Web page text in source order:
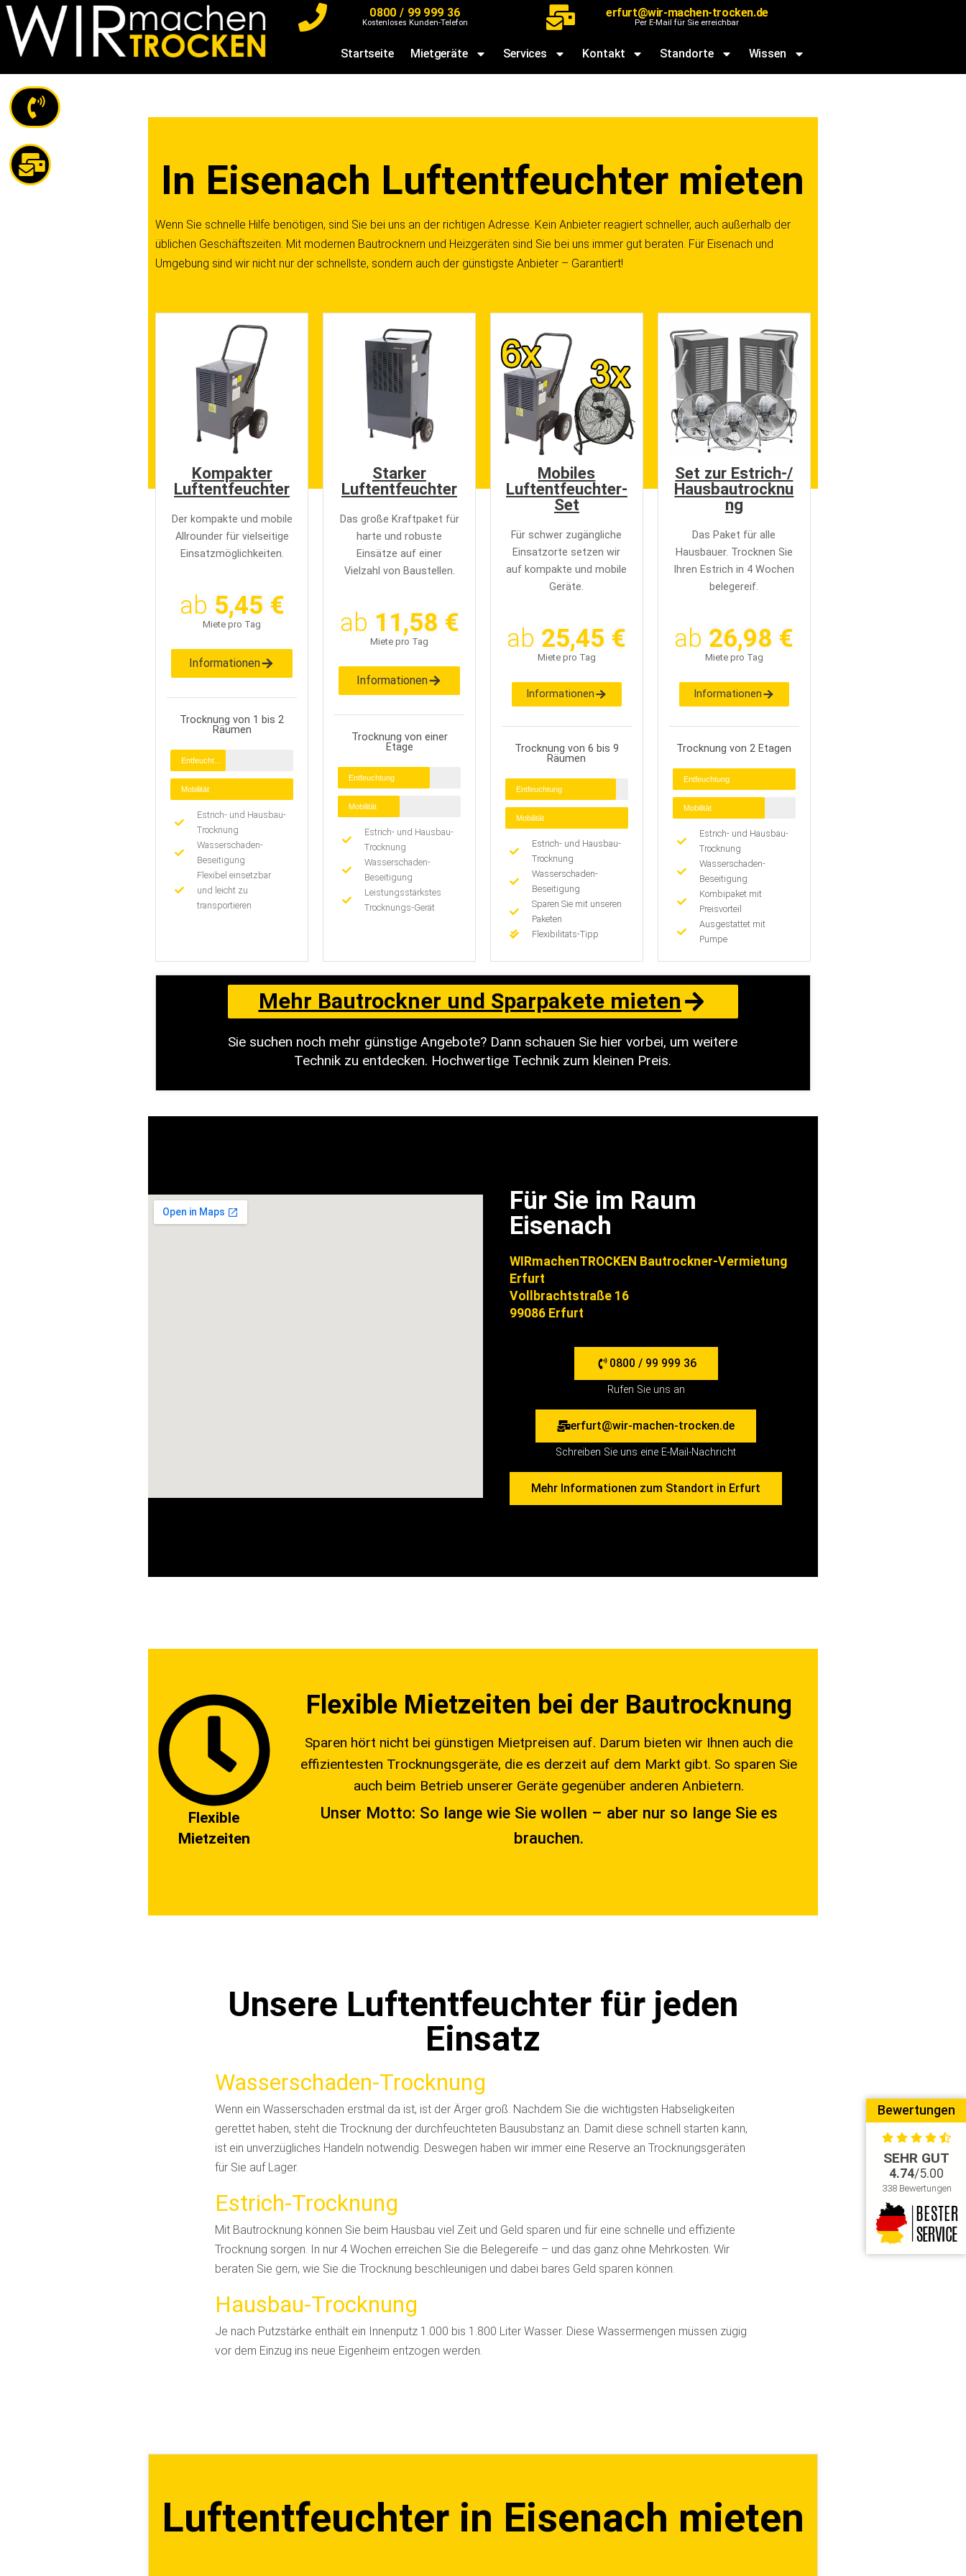
Z
I
n
a
l
0800 / 99 999 36
Kostenloses Kunden-Telefon
erfurt@wir-machen-trocken.de
Per E-Mail für Sie erreichbar
Startseite Mietgeräte Services Kontakt Standorte Wissen
In Eisenach Luftentfeuchter mieten
Wenn Sie schnelle Hilfe benötigen, sind Sie bei uns an der richtigen Adresse. Kein Anbieter reagiert schneller, auch außerhalb der
üblichen Geschäftszeiten. Mit modernen Bautrocknern und Heizgeräten sind Sie bei uns immer gut beraten. Für Eisenach und
Umgebung sind wir nicht nur der schnellste, sondern auch der günstigste Anbieter – Garantiert!
Kompakter
Luftentfeuchter
Der kompakte und mobile
Allrounder für vielseitige
Einsatzmöglichkeiten.
ab 5,45 €
Miete pro Tag
Informationen
Trocknung von 1 bis 2
Räumen
Mobilität
Estrich- und Hausbau-
Trocknung
Wasserschaden-
Beseitigung
Flexibel einsetzbar
und leicht zu
transportieren
Starker
Luftentfeuchter
Das große Kraftpaket für
harte und robuste
Einsätze auf einer
Vielzahl von Baustellen.
ab 11,58 €
Miete pro Tag
Informationen
Trocknung von einer
Etage
Entfeuchtung
Mobilität
Estrich- und Hausbau-
Trocknung
Wasserschaden-
Beseitigung
Leistungsstärkstes
Trocknungs-Gerät
Mobiles
Luftentfeuchter-
Set
Für schwer zugängliche
Einsatzorte setzen wir
auf kompakte und mobile
Geräte.
ab 25,45 €
Miete pro Tag
Informationen
Trocknung von 6 bis 9
Räumen
Entfeuchtung
Mobilität
Estrich- und Hausbau-
Trocknung
Wasserschaden-
Beseitigung
Sparen Sie mit unseren
Paketen
Flexibilitäts-Tipp
Set zur Estrich-/
Hausbautrocknu
ng
Das Paket für alle
Hausbauer. Trocknen Sie
Ihren Estrich in 4 Wochen
belegereif.
ab 26,98 €
Miete pro Tag
Informationen
Trocknung von 2 Etagen
Entfeuchtung
Mobilität
Estrich- und Hausbau-
Trocknung
Wasserschaden-
Beseitigung
Kombipaket mit
Preisvorteil
Ausgestattet mit
Pumpe
Mehr Bautrockner und Sparpakete mieten
Sie suchen noch mehr günstige Angebote? Dann schauen Sie hier vorbei, um weitere
Technik zu entdecken. Hochwertige Technik zum kleinen Preis.
Für Sie im Raum
Eisenach
WIRmachenTROCKEN Bautrockner-Vermietung
Erfurt
Vollbrachtstraße 16
99086 Erfurt
0800 / 99 999 36
Rufen Sie uns an
erfurt@wir-machen-trocken.de
Schreiben Sie uns eine E-Mail-Nachricht
Mehr Informationen zum Standort in Erfurt
Flexible
Mietzeiten
Flexible Mietzeiten bei der Bautrocknung
Sparen hört nicht bei günstigen Mietpreisen auf. Darum bieten wir Ihnen auch die
effizientesten Trocknungsgeräte, die es derzeit auf dem Markt gibt. So sparen Sie
auch beim Betrieb unserer Geräte gegenüber anderen Anbietern.
Unser Motto: So lange wie Sie wollen – aber nur so lange Sie es
brauchen.
Unsere Luftentfeuchter für jeden
Einsatz
Wasserschaden-Trocknung
Wenn ein Wasserschaden erstmal da ist, ist der Ärger groß. Nachdem Sie die wichtigsten Habseligkeiten
gerettet haben, steht die Trocknung der durchfeuchteten Bausubstanz an. Damit diese schnell starten kann,
ist ein unverzügliches Handeln notwendig. Deswegen haben wir immer eine Reserve an Trocknungsgeräten
für Sie auf Lager.
Estrich-Trocknung
Mit Bautrocknung können Sie beim Hausbau viel Zeit und Geld sparen und für eine schnelle und effiziente
Trocknung sorgen. In nur 4 Wochen erreichen Sie die Belegereife – und das ganz ohne Mehrkosten. Wir
beraten Sie gern, wie Sie die Trocknung beschleunigen und dabei bares Geld sparen können.
Hausbau-Trocknung
Je nach Putzstärke enthält ein Innenputz 1.000 bis 1.800 Liter Wasser. Diese Wassermengen müssen zügig
vor dem Einzug ins neue Eigenheim entzogen werden.
Luftentfeuchter in Eisenach mieten
Bewertungen
SEHR GUT
4.74/5.00
338 Bewertungen